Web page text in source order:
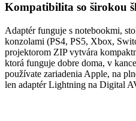
Kompatibilita so širokou
Adaptér funguje s notebookmi,
konzolami (PS4, PS5, Xbox,
projektorom ZIP vytvára
ktorá funguje dobre doma, v
používate zariadenia Apple, na
len adaptér Lightning na Digital